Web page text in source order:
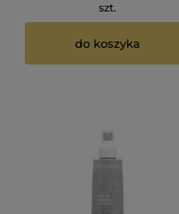
szt.
do koszyka